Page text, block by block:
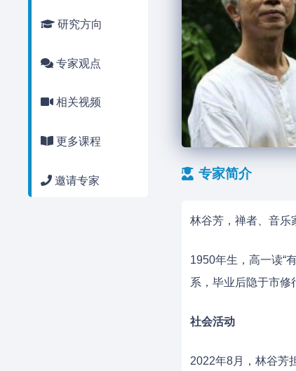
研究方向
专家观点
相关视频
更多课程
邀请专家 专家简介
林谷芳，禅者、音乐
1950年生，高一读“
系，毕业后隐于市修
社会活动
2022年8月，林谷芳